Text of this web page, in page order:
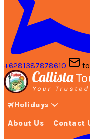
+6281387878610
Holidays
About Us Contact